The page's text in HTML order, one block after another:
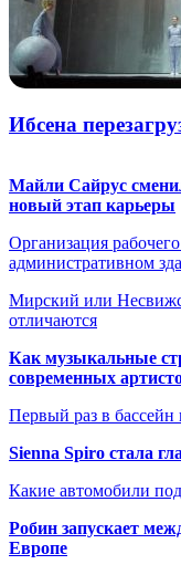
Ибсена
Майли Сайрус
новый этап карьеры
Организация
административном
Мирский или
отличаются
Как музыкальные
современных
Первый раз в бассейн
Sienna Spiro стала
Какие автомобили
Робин запускает
Европе